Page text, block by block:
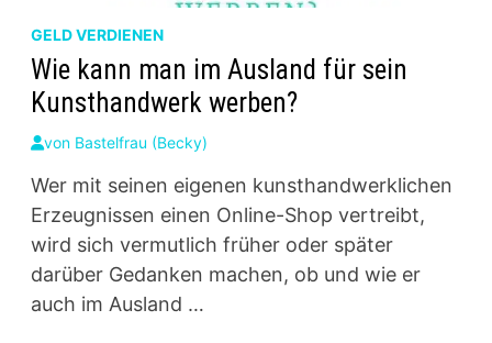
GELD VERDIENEN
Wie kann man im Ausland für sein
Kunsthandwerk werben?
von Bastelfrau (Becky)
Wer mit seinen eigenen kunsthandwerklichen
Erzeugnissen einen Online-Shop vertreibt,
wird sich vermutlich früher oder später
darüber Gedanken machen, ob und wie er
auch im Ausland …